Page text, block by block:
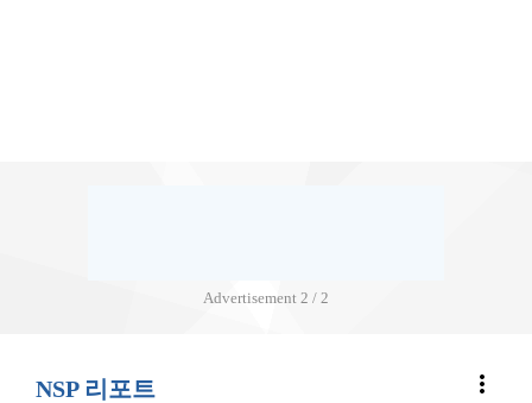
Advertisement 2 / 2
NSP 리포트 more_vert